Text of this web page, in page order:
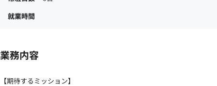
就業時間
業務内容
【期待するミッション】